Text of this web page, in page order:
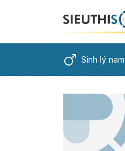
Sinh lý nam